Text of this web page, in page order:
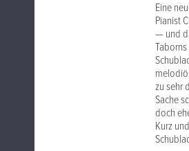
Eine
Pianist
— und
zu sehr
Sache
doch
Kurz